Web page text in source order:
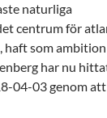
naturliga
centrum för
haft som
har nu
04-03 genom